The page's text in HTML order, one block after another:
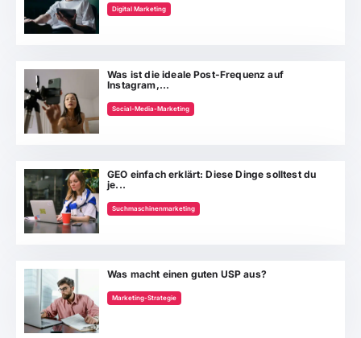
Digital Marketing
Was ist die ideale Post-Frequenz auf
Instagram,...
Social-Media-Marketing
GEO einfach erklärt: Diese Dinge solltest du
je...
Suchmaschinenmarketing
Was macht einen guten USP aus?
Marketing-Strategie